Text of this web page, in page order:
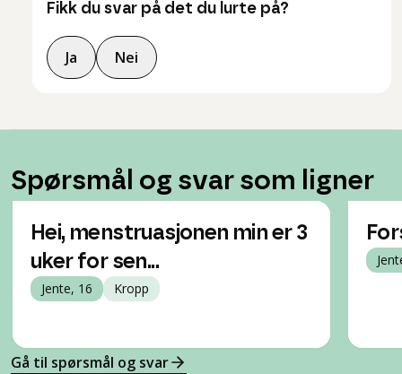
Fikk du svar på det du lurte på?
Ja Nei
Spørsmål og svar som ligner
Hei, menstruasjonen min er 3
uker for sen...
Jente, 16 Kropp
Gå til spørsmål og svar